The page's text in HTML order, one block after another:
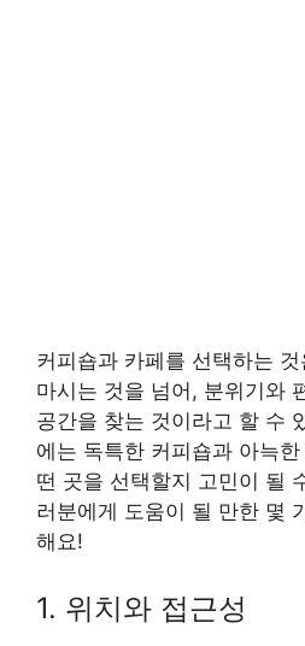
커피숍과 카페를 선택하는
마시는 것을 넘어, 분위기와
공간을 찾는 것이라고 할 수
에는 독특한 커피숍과 아늑
떤 곳을 선택할지 고민이 될
러분에게 도움이 될 만한 몇
해요!
1. 위치와 접근성